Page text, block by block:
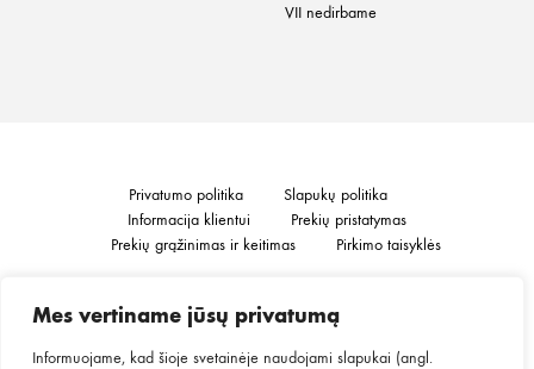
Mes vertiname jūsų privatumą
Informuojame, kad šioje svetainėje naudojami slapukai (angl.
VII nedirbame
©2026 Visos teisės saugomos.
Privatumo politika
Slapukų politika
Informacija klientui
Prekių pristatymas
Prekių grąžinimas ir keitimas
Pirkimo taisyklės